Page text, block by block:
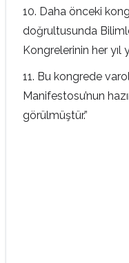
10. Daha önceki
doğrultusunda
Kongrelerinin her yıl
11. Bu kongrede
Manifestosu’nun
görülmüştür.”